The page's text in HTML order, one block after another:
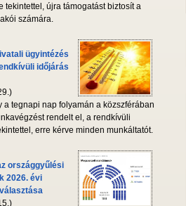
tekintettel, újra támogatást biztosít a
számára.
ügyintézés
időjárás
a tegnapi nap folyamán a közszférában
rendelt el, a rendkívüli
erre kérve minden munkáltatót.
országgyűlési
2026. évi